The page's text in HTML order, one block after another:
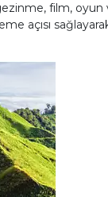
film,
açısı